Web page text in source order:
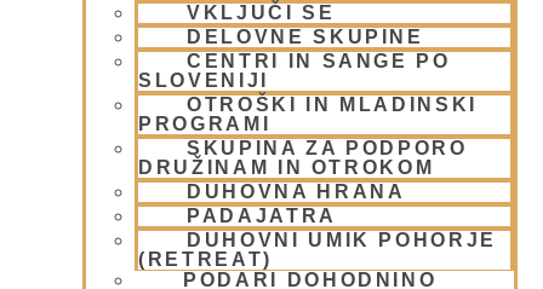
VKLJUČI SE
DELOVNE SKUPINE
CENTRI IN SANGE PO
SLOVENIJI
OTROŠKI IN MLADINSKI
PROGRAMI
SKUPINA ZA PODPORO
DRUŽINAM IN OTROKOM
DUHOVNA HRANA
PADAJATRA
DUHOVNI UMIK POHORJE
(RETREAT)
PODARI DOHODNINO
Animacije(1)
(4)
Bog, živo bitje in narava (17)
Centri, Nama hatte in sange po Sloveniji(1)
Duhovni učitelj – Šrila Prabhupada
Duhovni umik (1)
(9)
FESTIVALI(10)
Gita mahatmja(3)
(2)